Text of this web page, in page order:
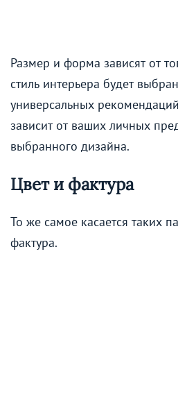
Размер и форма зависят от
стиль интерьера будет
универсальных
зависит от ваших личных
выбранного дизайна.
Цвет и фактура
То же самое касается таких
фактура.